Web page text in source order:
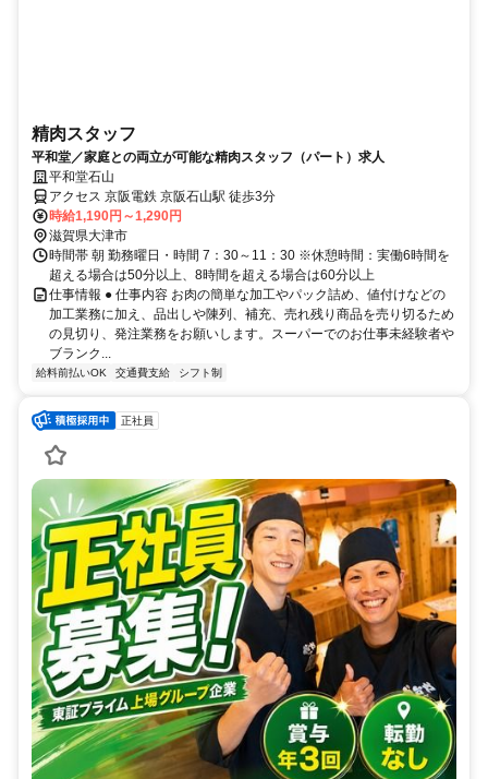
精肉スタッフ
平和堂／家庭との両立が可能な精肉スタッフ（パート）求人
平和堂石山
アクセス 京阪電鉄 京阪石山駅 徒歩3分
時給1,190円～1,290円
滋賀県大津市
時間帯 朝 勤務曜日・時間 7：30～11：30 ※休憩時間：実働6時間を
超える場合は50分以上、8時間を超える場合は60分以上
仕事情報 ● 仕事内容 お肉の簡単な加工やパック詰め、値付けなどの
加工業務に加え、品出しや陳列、補充、売れ残り商品を売り切るため
の見切り、発注業務をお願いします。スーパーでのお仕事未経験者や
ブランク...
給料前払いOK 交通費支給 シフト制
正社員